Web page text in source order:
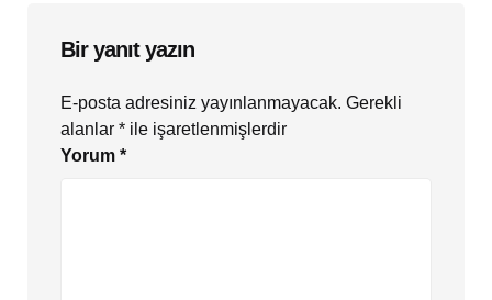
Bir yanıt yazın
E-posta adresiniz yayınlanmayacak. Gerekli
alanlar * ile işaretlenmişlerdir
Yorum *